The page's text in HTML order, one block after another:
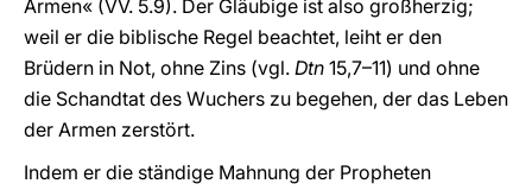
Armen« (VV. 5.9). Der Gläubige ist also großherzig;
weil er die biblische Regel beachtet, leiht er den
Brüdern in Not, ohne Zins (vgl. Dtn 15,7–11) und ohne
die Schandtat des Wuchers zu begehen, der das Leben
der Armen zerstört.
Indem er die ständige Mahnung der Propheten